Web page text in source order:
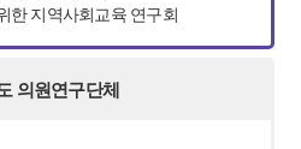
한 지역사회교육 연구회
의원연구단체